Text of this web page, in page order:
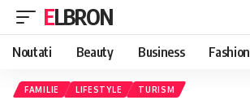
ELBRON
Noutati Beauty Business Fashion
FAMILIE LIFESTYLE TURISM